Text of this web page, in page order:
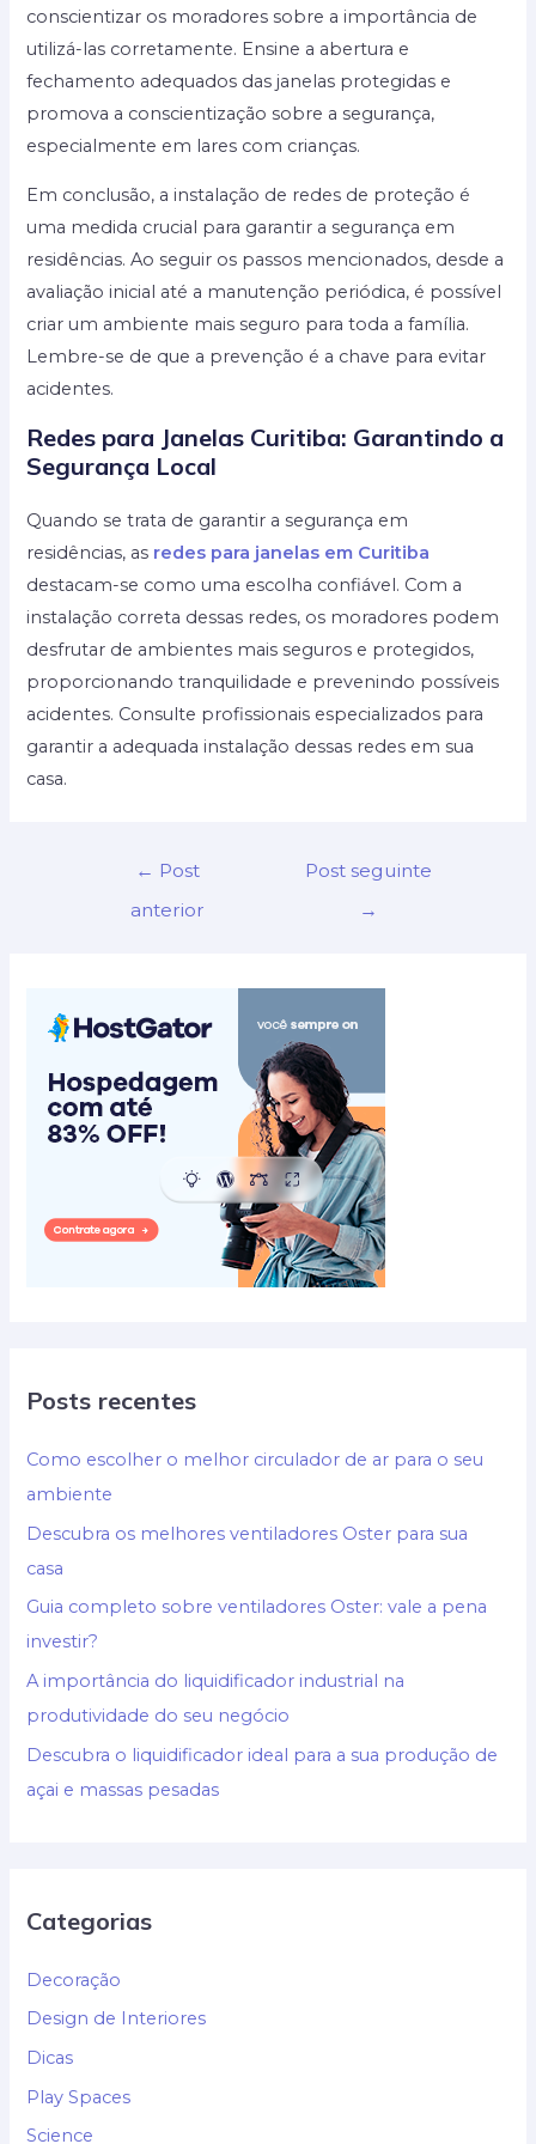
conscientizar os moradores sobre a importância de
utilizá-las corretamente. Ensine a abertura e
fechamento adequados das janelas protegidas e
promova a conscientização sobre a segurança,
especialmente em lares com crianças.
Em conclusão, a instalação de redes de proteção é
uma medida crucial para garantir a segurança em
residências. Ao seguir os passos mencionados, desde a
avaliação inicial até a manutenção periódica, é possível
criar um ambiente mais seguro para toda a família.
Lembre-se de que a prevenção é a chave para evitar
acidentes.
Redes para Janelas Curitiba: Garantindo a
Segurança Local
Quando se trata de garantir a segurança em
residências, as redes para janelas em Curitiba
destacam-se como uma escolha confiável. Com a
instalação correta dessas redes, os moradores podem
desfrutar de ambientes mais seguros e protegidos,
proporcionando tranquilidade e prevenindo possíveis
acidentes. Consulte profissionais especializados para
garantir a adequada instalação dessas redes em sua
casa.
Navegação
← Post
anterior
Post seguinte
→
Posts recentes
Como escolher o melhor circulador de ar para o seu
ambiente
Descubra os melhores ventiladores Oster para sua
casa
Guia completo sobre ventiladores Oster: vale a pena
investir?
A importância do liquidificador industrial na
produtividade do seu negócio
Descubra o liquidificador ideal para a sua produção de
açai e massas pesadas
Categorias
Decoração
Design de Interiores
Dicas
Play Spaces
Science